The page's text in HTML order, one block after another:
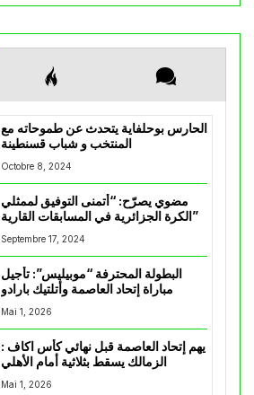
الحارس بوحلفاية يتحدث عن طموحاته مع
المنتخب و شباب قسنطينة
Octobre 8, 2024
مضوي يصرّح: “أتمنى التوفيق لممثلي
الكرة الجزائرية في المسابقات القارية”
Septembre 17, 2024
البطولة المحترفة “موبيليس”: تأجيل
مباراة إتحاد العاصمة وأتلتيك بارادو
Mai 1, 2026
يهم إتحاد العاصمة قبل نهائي كأس اكاف :
Mai 1, 2026